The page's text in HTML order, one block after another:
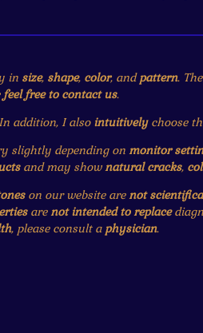
in size, shape, color, andpattern. The
feel free to contact us.
addition, I also intuitivelychoose
slightly depending on monitor
and may shownatural cracks,
on our website arenot
arenot intended to replace
, please consult a physician.